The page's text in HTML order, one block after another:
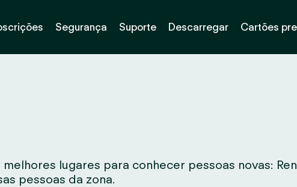
Segurança Suporte Descarregar Cartões
lugares para conhecer pessoas novas:
pessoas da zona.